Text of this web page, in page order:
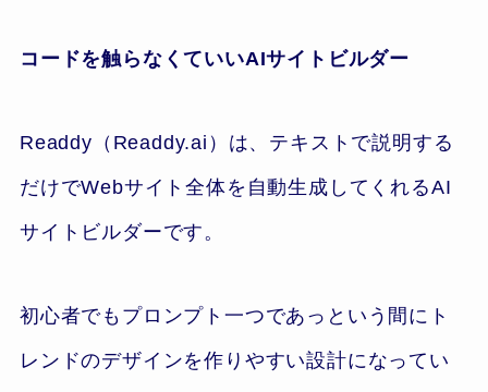
コードを触らなくていいAIサイトビルダー
Readdy（Readdy.ai）は、テキストで説明する
だけでWebサイト全体を自動生成してくれるAI
サイトビルダーです。
初心者でもプロンプト一つであっという間にト
レンドのデザインを作りやすい設計になってい